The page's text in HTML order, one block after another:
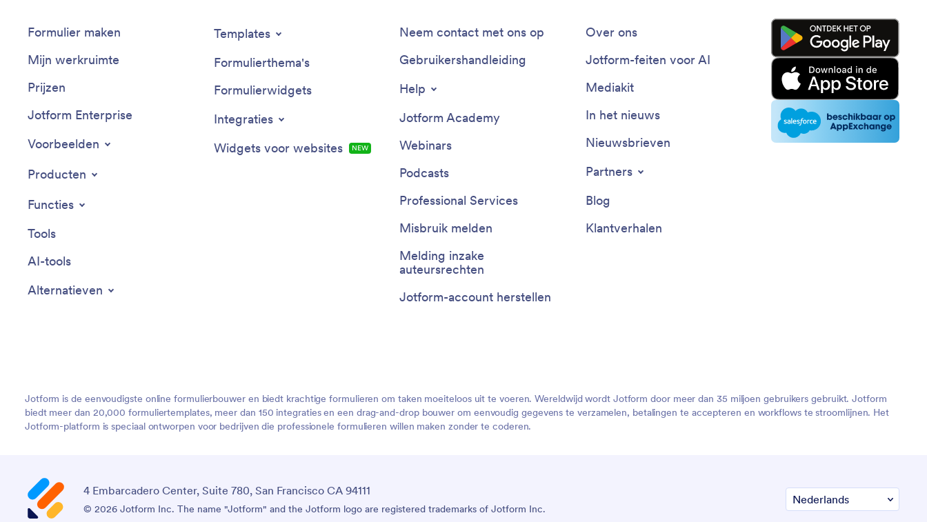
Formulier maken
Mijn werkruimte
Prijzen
Jotform Enterprise
Voorbeelden
Producten
Functies
Tools
AI-tools
Alternatieven
Templates
Formulierthema's
Formulierwidgets
Integraties
Widgets voor websites
NEW
Neem contact met ons op
Gebruikershandleiding
Help
Jotform Academy
Webinars
Podcasts
Professional Services
Misbruik melden
Melding inzake
auteursrechten
Jotform-account herstellen
Over ons
Jotform-feiten voor AI
Mediakit
In het nieuws
Nieuwsbrieven
Partners
Blog
Klantverhalen
Jotform is de eenvoudigste online formulierbouwer en biedt krachtige formulieren om taken moeiteloos uit te voeren. Wereldwijd wordt Jotform door meer dan 35 miljoen gebruikers gebruikt. Jotform
biedt meer dan 20,000 formuliertemplates, meer dan 150 integraties en een drag-and-drop bouwer om eenvoudig gegevens te verzamelen, betalingen te accepteren en workflows te stroomlijnen. Het
Jotform-platform is speciaal ontworpen voor bedrijven die professionele formulieren willen maken zonder te coderen.
4 Embarcadero Center, Suite 780, San Francisco CA 94111
© 2026 Jotform Inc. The name "Jotform" and the Jotform logo are registered trademarks of Jotform Inc.